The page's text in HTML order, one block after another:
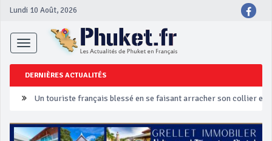
Lundi 10 Août, 2026
Toggle
navigation
DERNIÈRES ACTUALITÉS
Un touriste français blessé en se faisant arracher son collier en
Phuket Peranakan Festival